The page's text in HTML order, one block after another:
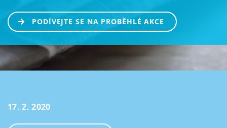
PODÍVEJTE SE NA PROBĚHLÉ AKCE
17. 2. 2020